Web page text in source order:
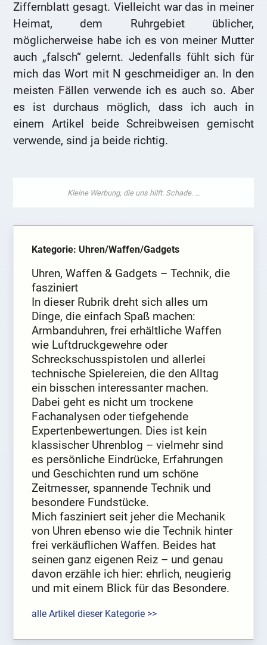
Ziffernblatt gesagt. Vielleicht war das in meiner
Heimat, dem Ruhrgebiet üblicher,
möglicherweise habe ich es von meiner Mutter
auch „falsch“ gelernt. Jedenfalls fühlt sich für
mich das Wort mit N geschmeidiger an. In den
meisten Fällen verwende ich es auch so. Aber
es ist durchaus möglich, dass ich auch in
einem Artikel beide Schreibweisen gemischt
verwende, sind ja beide richtig.
Kategorie: Uhren/Waffen/Gadgets
Uhren, Waffen & Gadgets – Technik, die
fasziniert
In dieser Rubrik dreht sich alles um
Dinge, die einfach Spaß machen:
Armbanduhren, frei erhältliche Waffen
wie Luftdruckgewehre oder
Schreckschusspistolen und allerlei
technische Spielereien, die den Alltag
ein bisschen interessanter machen.
Dabei geht es nicht um trockene
Fachanalysen oder tiefgehende
Expertenbewertungen. Dies ist kein
klassischer Uhrenblog – vielmehr sind
es persönliche Eindrücke, Erfahrungen
und Geschichten rund um schöne
Zeitmesser, spannende Technik und
besondere Fundstücke.
Mich fasziniert seit jeher die Mechanik
von Uhren ebenso wie die Technik hinter
frei verkäuflichen Waffen. Beides hat
seinen ganz eigenen Reiz – und genau
davon erzähle ich hier: ehrlich, neugierig
und mit einem Blick für das Besondere.
alle Artikel dieser Kategorie >>